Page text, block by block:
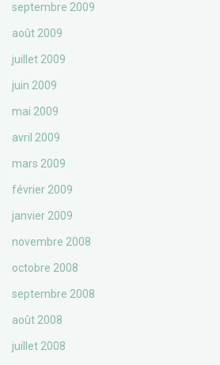
septembre 2009
août 2009
juillet 2009
juin 2009
mai 2009
avril 2009
mars 2009
février 2009
janvier 2009
novembre 2008
octobre 2008
septembre 2008
août 2008
juillet 2008